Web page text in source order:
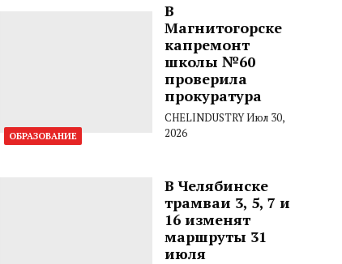
ОБРАЗОВАНИЕ
В
Магнитогорске
капремонт
школы №60
проверила
прокуратура
CHELINDUSTRYИюл 30,
2026
В Челябинске
трамваи 3, 5, 7 и
16 изменят
маршруты 31
июля